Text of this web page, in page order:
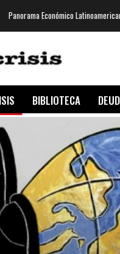
Panorama Económico
BIBLIOTECA